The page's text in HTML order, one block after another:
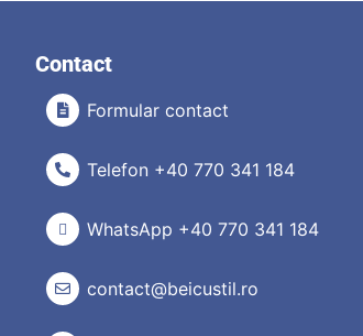
Contact
Formular contact
Telefon +40 770 341 184
WhatsApp +40 770 341 184
contact@beicustil.ro